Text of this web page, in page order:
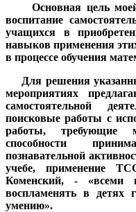
Основная цель моей
воспитание
учащихся в
навыков применения
в процессе обучения
Для решения
мероприятиях
самостоятельной
поисковые работы с
работы, требующие
способности
познавательной
учебе, применение
Коменский, - «всеми
воспламенять в детях
умению».